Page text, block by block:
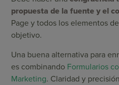
propuesta de la fuente y el
Page y todos los elementos
objetivo.
Una buena alternativa para
es combinando Formularios
Marketing. Claridad y